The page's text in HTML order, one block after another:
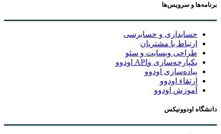
برنامه‌ها و سرویس‌ها
حسابداری و حسابرسی
ارتباط با مشتریان
طراحی وبسایت و سئو
یکپارچه‌سازی وAPI اودوو
پیاده‌سازی اودوو
ارتقاء اودوو
آموزش اودوو
دانشگاه اودوونیکس